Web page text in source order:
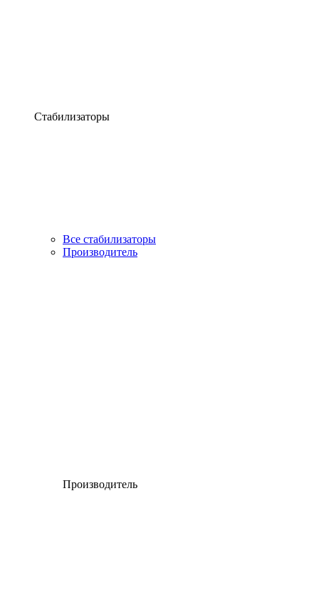
Стабилизаторы
Все стабилизаторы
Производитель
Производитель